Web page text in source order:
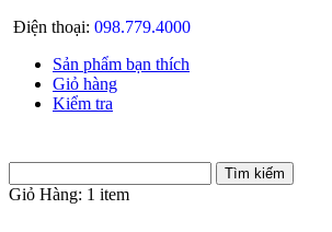
Điện thoại: 098.779.4000
Sản phẩm bạn thích
Giỏ hàng
Kiểm tra
Giỏ Hàng: 1 item